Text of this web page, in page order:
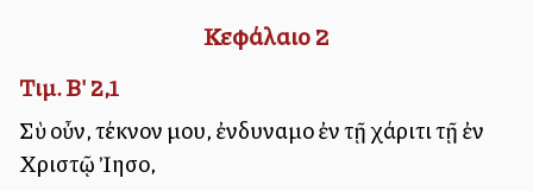
Κεφάλαιο2
Τιμ. Β' 2,1
Σὺ οὖν, τέκνον μου, ἐνδυναμοῦ ἐν τῇ χάριτι τῇ ἐν
Χριστῷ Ἰησοῦ,